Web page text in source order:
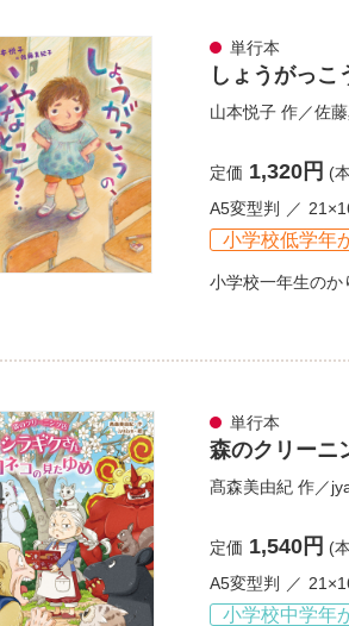
単行本
しょうがっ
山本悦子 作／佐
定価 1,320円 (
A5変型判
小学校低学年
小学校一年生のか
単行本
森のクリーニ
髙森美由紀 作／
定価 1,540円 (
A5変型判
小学校中学年